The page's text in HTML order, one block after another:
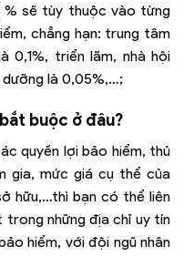
sẽ tùy thuộc vào từng
chẳng hạn: trung tâm
0,1%, triển lãm, nhà hội
dưỡng là 0,05%,…;
buộc ở đâu?
quyền lợi bảo hiểm, thủ
gia, mức giá cụ thể của
hữu,…thì bạn có thể liên
trong những địa chỉ uy tín
hiểm, với đội ngũ nhân